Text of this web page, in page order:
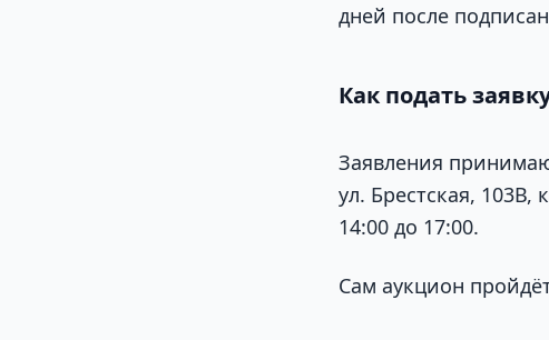
дней после
Как подать
Заявления
ул. Брестская,
14:00 до 17:00.
Сам аукцион